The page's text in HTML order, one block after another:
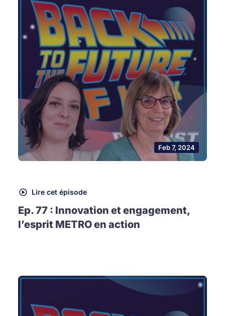
Feb 7, 2024
Lire cet épisode
Ep. 77 : Innovation et engagement,
l’esprit METRO en action